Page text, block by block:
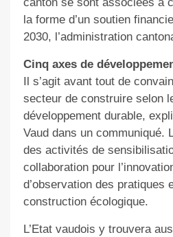
canton se sont associées à
la forme d’un soutien
2030, l’administration
Cinq axes de
Il s’agit avant tout de
secteur de construire selon
développement durable,
Vaud dans un communiqué.
des activités de
collaboration pour
d’observation des pratiques
construction écologique.
L’Etat vaudois y trouvera